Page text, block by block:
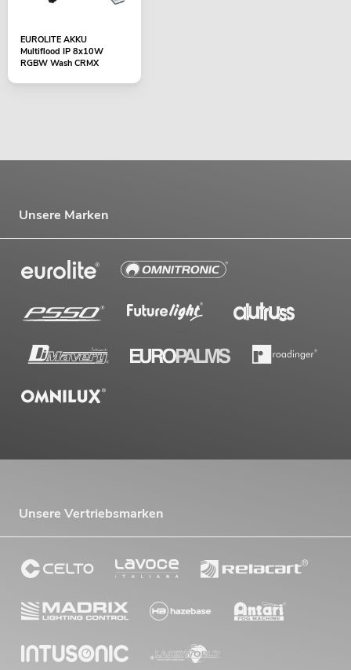
EUROLITE AKKU
Multiflood IP 8x10W
RGBW Wash CRMX
Unsere Marken
Unsere Vertriebsmarken